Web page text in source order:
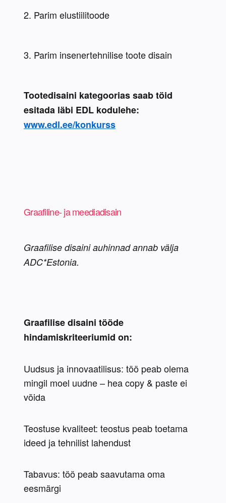
Tootedisaini kategoorias saab töid
esitada läbi EDL kodulehe:
www.edl.ee/konkurss
Graafiline- ja meediadisain
Graafilise disaini auhinnad annab välja
ADC*Estonia.
Graafilise disaini tööde
hindamiskriteeriumid on:
Uudsus ja innovaatilisus: töö peab olema
mingil moel uudne – hea copy & paste ei
võida
Teostuse kvaliteet: teostus peab toetama
ideed ja tehnilist lahendust
Tabavus: töö peab saavutama oma
eesmärgi